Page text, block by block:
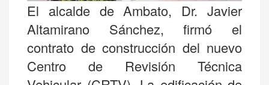
El alcalde de Ambato, Dr. Javier
Altamirano Sánchez, firmó el
contrato de construcción del nuevo
Centro de Revisión Técnica